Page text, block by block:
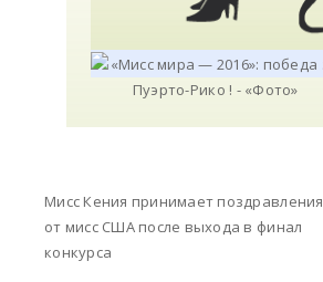
Мисс Кения принимает поздравления
от мисс США после выхода в финал
конкурса